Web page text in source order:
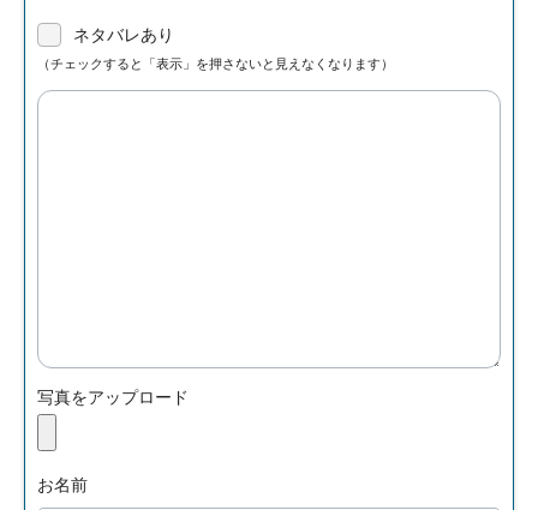
ネタバレあり
（チェックすると「表示」を押さないと見えなくなります）
写真をアップロード
お名前